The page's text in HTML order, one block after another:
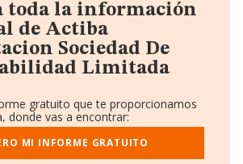
toda la información
de Actiba
Sociedad De
Limitada
gratuito que te proporcionamos
donde vas a encontrar:
Denominación, CIF,
Completo (BORME).
MI INFORME GRATUITO